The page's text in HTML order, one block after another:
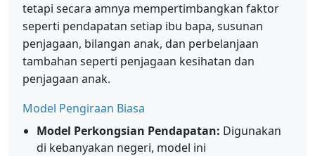
tetapi secara amnya mempertimbangkan faktor
seperti pendapatan setiap ibu bapa, susunan
penjagaan, bilangan anak, dan perbelanjaan
tambahan seperti penjagaan kesihatan dan
penjagaan anak.
Model Pengiraan Biasa
Model Perkongsian Pendapatan: Digunakan
di kebanyakan negeri, model ini